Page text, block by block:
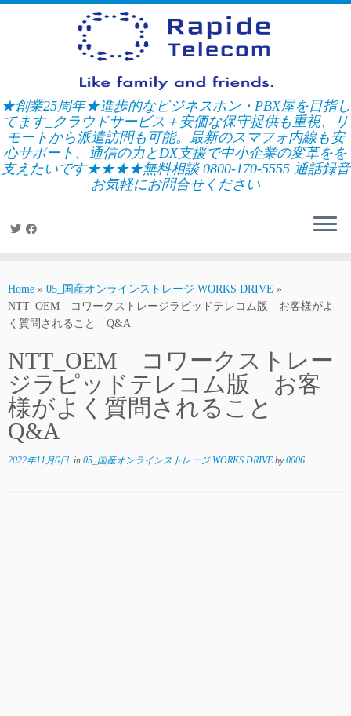
Skip
★創業25周年★進歩的なビジネスホン・PBX屋を目指し
てます_クラウドサービス＋安価な保守提供も重視、リ
モートから派遣訪問も可能。最新のスマフォ内線も安
心サポート、通信の力とDX支援で中小企業の変革をを
支えたいです★★★★無料相談 0800-170-5555 通話録音
お気軽にお問合せください
Home » 05_国産オンラインストレージ WORKS DRIVE »
NTT_OEM コワークストレージラピッドテレコム版 お客様がよ
く質問されること Q&A
NTT_OEM コワークストレー
ジラピッドテレコム版 お客
様がよく質問されること
Q&A
2022年11月6日 in 05_国産オンラインストレージ WORKS DRIVE by0006